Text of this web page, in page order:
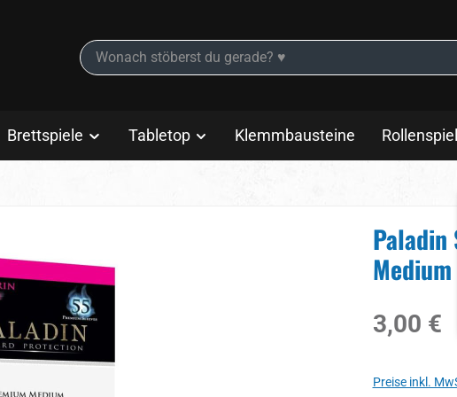
Brettspiele Tabletop Klemmbausteine
Paladin
Regulärer
3,00 €
Preise inkl.